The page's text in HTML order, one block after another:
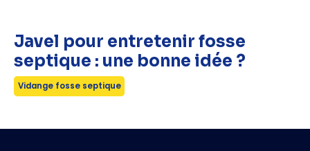
Javel pour entretenir fosse
septique : une bonne idée ?
Vidange fosse septique